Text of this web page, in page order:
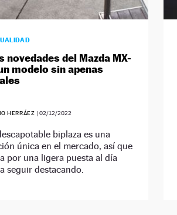
novedades del Mazda MX-
modelo sin apenas
HERRÁEZ | 02/12/2022
biplaza es una
única en el mercado, así que
por una ligera puesta al día
seguir destacando.